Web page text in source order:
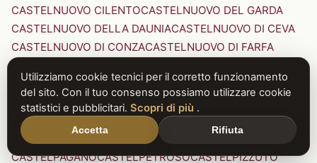
CASTELNUOVO CILENTOCASTELNUOVO DEL GARDA
CASTELNUOVO DELLA DAUNIACASTELNUOVO DI CEVA
CASTELNUOVO DI CONZACASTELNUOVO DI FARFA
CASTELNUOVO DI PORTO CASTELNUOVO DON BOSCO
CASTELNUOVO MAGRACASTELNUOVO NIGRA
CASTELNUOVO PARANOCASTELNUOVO RANGONE
CASTELNUOVO SCRIVIA
CASTELNUOVO VAL DI CECINA
CASTELPAGANOCASTELPETROSOCASTELPIZZUTO
Utilizziamo cookie tecnici per il corretto funzionamento
del sito. Con il tuo consenso possiamo utilizzare cookie
statistici e pubblicitari. Scopri di più .
Accetta Rifiuta